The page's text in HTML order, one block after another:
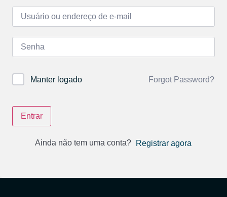
Manter logado Forgot Password?
Entrar
Ainda não tem uma conta? Registrar agora